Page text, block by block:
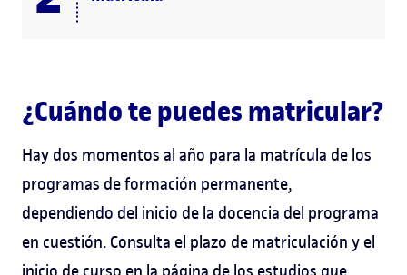
¿Cuándo te puedes matricular?
Hay dos momentos al año para la matrícula de los
programas de formación permanente,
dependiendo del inicio de la docencia del programa
en cuestión. Consulta el plazo de matriculación y el
inicio de curso en la página de los estudios que